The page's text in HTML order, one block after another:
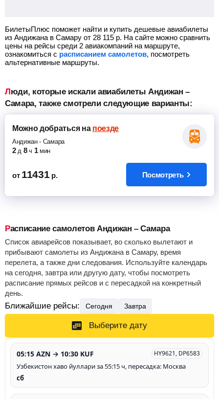
БилетыПлюс поможет найти и купить дешевые авиабилеты
из Андижана в Самару от 28 115 р. На сайте можно сравнить
цены на рейсы среди 2 авиакомпаний на маршруте,
ознакомиться с расписанием самолетов, посмотреть
альтернативные маршруты.
Люди, которые искали авиабилеты Андижан –
Самара, также смотрели следующие варианты:
Можно добратьсяна поезде
Андижан- Самара
2 д 8 ч 1 мин
от 11431 р. Посмотреть
Расписание самолетов Андижан – Самара
Список авиарейсов показывает, во сколько вылетают и
прибывают самолеты из Андижана в Самару, время
перелета, а также дни следования. Используйте календарь
на сегодня, завтра или другую дату, чтобы посмотреть
расписание прямых рейсов и с пересадкой на конкретный
день.
Ближайшие рейсы: Сегодня Завтра
Выберите дату
05:15 AZN → 10:30 KUF HY9621, DP6583
Узбекистон хаво йуллари за 55:15 ч, пересадка: Москва
сб